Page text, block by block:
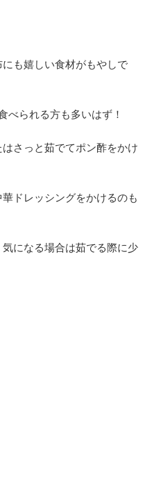
も嬉しい食材がもやしで
べられる方も多いはず！
さっと茹でてポン酢をかけ
ドレッシングをかけるのも
になる場合は茹でる際に少